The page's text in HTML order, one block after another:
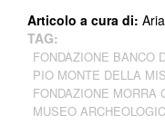
Articolo a cura di:
TAG:
FONDAZIONE BANCO
PIO MONTE DELLA
FONDAZIONE MORRA
MUSEO